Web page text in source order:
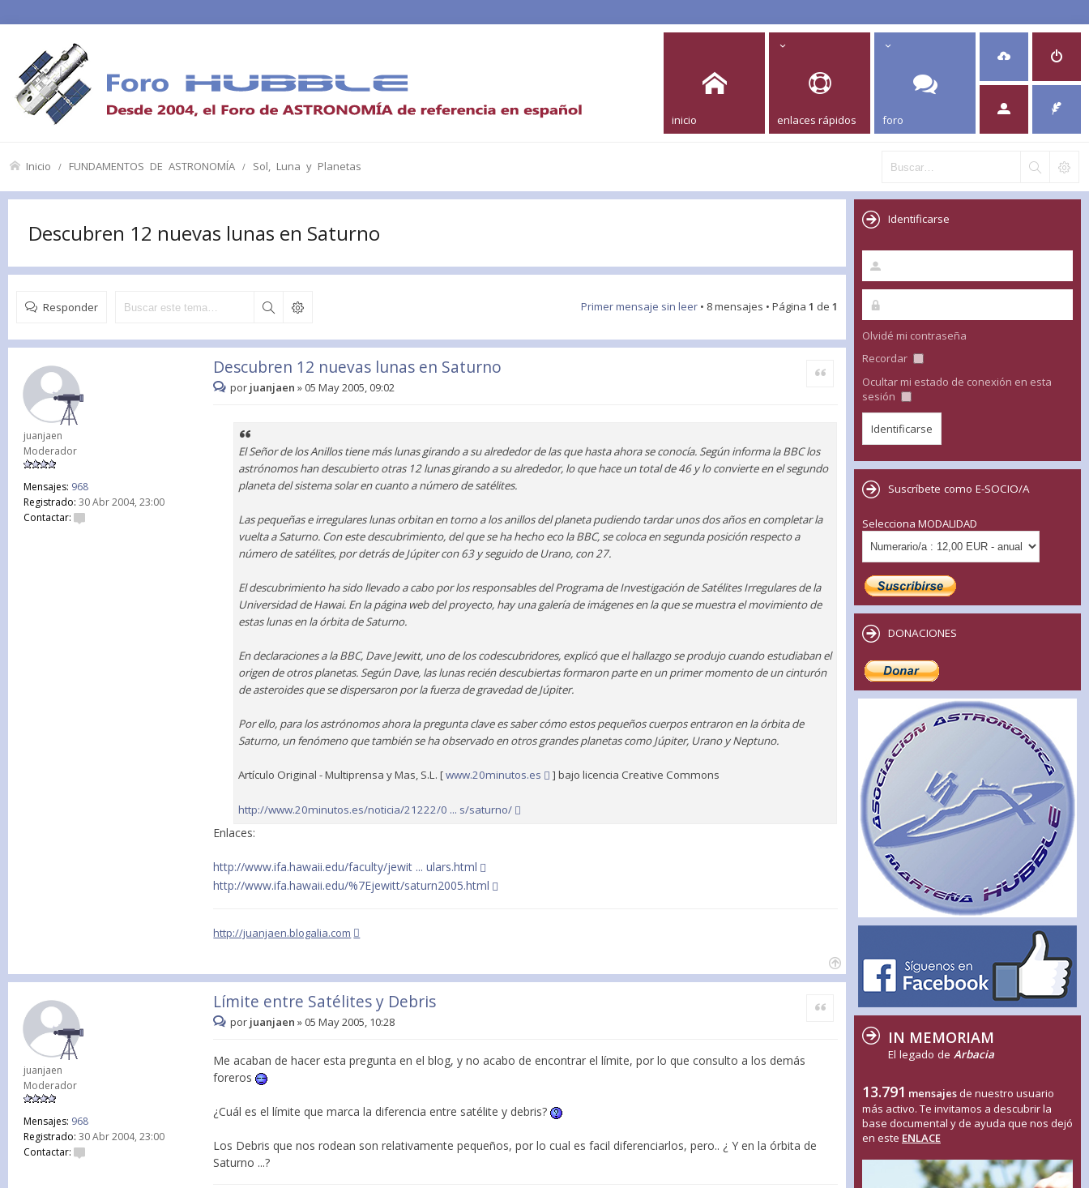
inicio enlaces rápidos foro
Inicio FUNDAMENTOS DE ASTRONOMÍA Sol, Luna y Planetas
Descubren 12 nuevas lunas en Saturno
Responder Primer mensaje sin leer • 8 mensajes • Página 1 de 1
juanjaen
Moderador
Mensajes: 968
Registrado: 30 Abr 2004, 23:00
Contactar:
Descubren 12 nuevas lunas en Saturno Citar
por juanjaen »05 May 2005, 09:02
El Señor de los Anillos tiene más lunas girando a su alrededor de las que hasta ahora se conocía. Según informa la BBC los
astrónomos han descubierto otras 12 lunas girando a su alrededor, lo que hace un total de 46 y lo convierte en el segundo
planeta del sistema solar en cuanto a número de satélites.
Las pequeñas e irregulares lunas orbitan en torno a los anillos del planeta pudiendo tardar unos dos años en completar la
vuelta a Saturno. Con este descubrimiento, del que se ha hecho eco la BBC, se coloca en segunda posición respecto a
número de satélites, por detrás de Júpiter con 63 y seguido de Urano, con 27.
El descubrimiento ha sido llevado a cabo por los responsables del Programa de Investigación de Satélites Irregulares de la
Universidad de Hawai. En la página web del proyecto, hay una galería de imágenes en la que se muestra el movimiento de
estas lunas en la órbita de Saturno.
En declaraciones a la BBC, Dave Jewitt, uno de los codescubridores, explicó que el hallazgo se produjo cuando estudiaban el
origen de otros planetas. Según Dave, las lunas recién descubiertas formaron parte en un primer momento de un cinturón
de asteroides que se dispersaron por la fuerza de gravedad de Júpiter.
Por ello, para los astrónomos ahora la pregunta clave es saber cómo estos pequeños cuerpos entraron en la órbita de
Saturno, un fenómeno que también se ha observado en otros grandes planetas como Júpiter, Urano y Neptuno.
Artículo Original - Multiprensa y Mas, S.L. [www.20minutos.es ] bajo licencia Creative Commons
http://www.20minutos.es/noticia/21222/0 ... s/saturno/
Enlaces:
http://www.ifa.hawaii.edu/faculty/jewit ... ulars.html
http://www.ifa.hawaii.edu/%7Ejewitt/saturn2005.html
http://juanjaen.blogalia.com
juanjaen
Moderador
Mensajes: 968
Registrado: 30 Abr 2004, 23:00
Contactar:
Límite entre Satélites y Debris Citar
por juanjaen »05 May 2005, 10:28
Me acaban de hacer esta pregunta en el blog, y no acabo de encontrar el límite, por lo que consulto a los demás
foreros
¿Cuál es el límite que marca la diferencia entre satélite y debris?
Los Debris que nos rodean son relativamente pequeños, por lo cual es facil diferenciarlos, pero.. ¿ Y en la órbita de
Saturno ...?
Identificarse
Olvidé mi contraseña
Recordar
Ocultar mi estado de conexión en esta
sesión
Suscríbete como E-SOCIO/A
Selecciona MODALIDAD
DONACIONES
IN MEMORIAM
El legado de Arbacia
13.791 mensajes de nuestro usuario
más activo. Te invitamos a descubrir la
base documental y de ayuda que nos dejó
en este ENLACE